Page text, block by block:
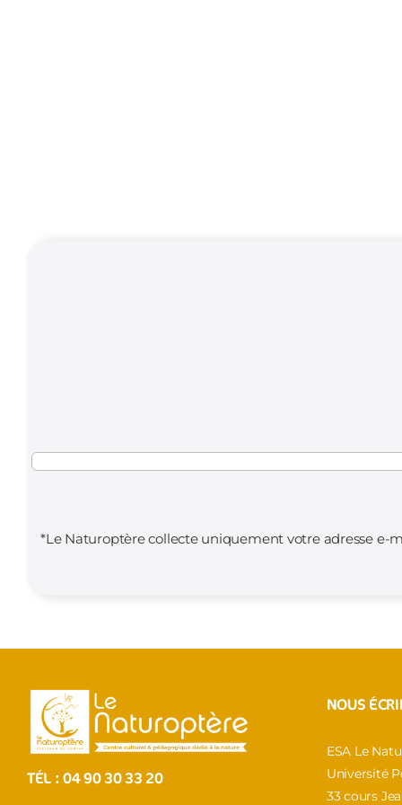
*Le Naturoptère collecte uniquement votre adresse e-
TÉL : 04 90 30 33 20
NOUS
ESA Le
Université
33 cours